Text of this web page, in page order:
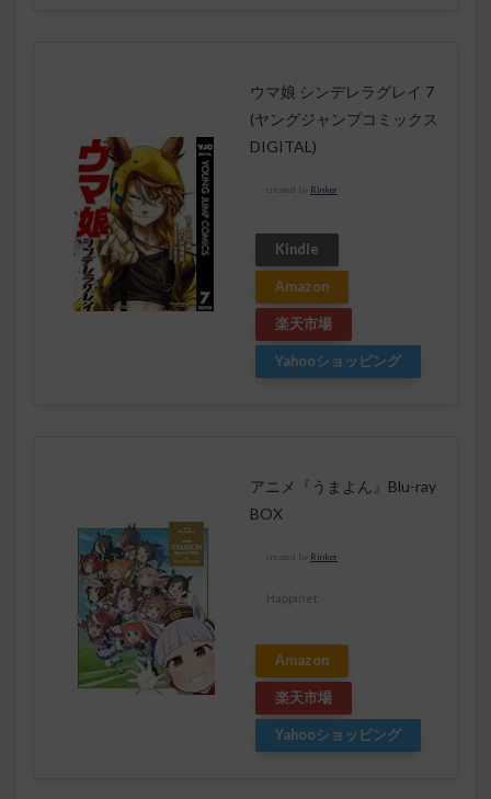
ウマ娘 シンデレラグレイ 7
(ヤングジャンプコミックス
DIGITAL)
created by Rinker
Kindle
Amazon
楽天市場
Yahooショッピング
アニメ『うまよん』Blu-ray
BOX
created by Rinker
Happinet
Amazon
楽天市場
Yahooショッピング